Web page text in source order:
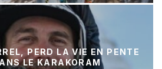
PERD LA VIE EN PENTE
LE KARAKORAM